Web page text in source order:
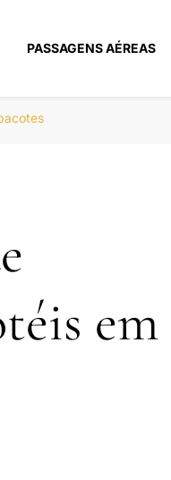
PASSAGENS AÉREAS
em